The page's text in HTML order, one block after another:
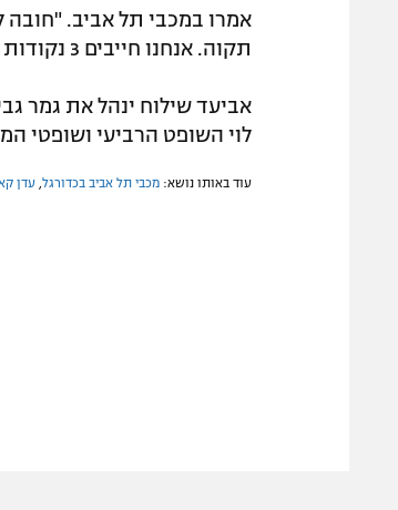
אמרו במכבי תל אביב.
תקוה. אנחנו חייבים 3 נקודות הערב ואחרי זה יהיה זמן לעסוק במכבי חיפה".
אביעד שילוח ינהל את גמר
לוי השופט הרביעי ושופטי
עוד באותו נושא: מכבי תל אביב בכדורגל עדן